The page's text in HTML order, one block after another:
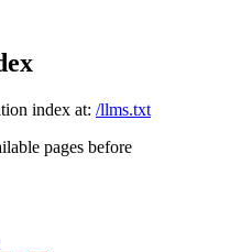
index at: /llms.txt
pages before